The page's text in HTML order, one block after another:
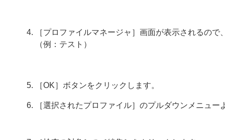
［プロファイルマネージャ］画面が表示されるの
（例：テスト）
［OK］ボタンをクリックします。
［選択されたプロファイル］のプルダウンメニュ